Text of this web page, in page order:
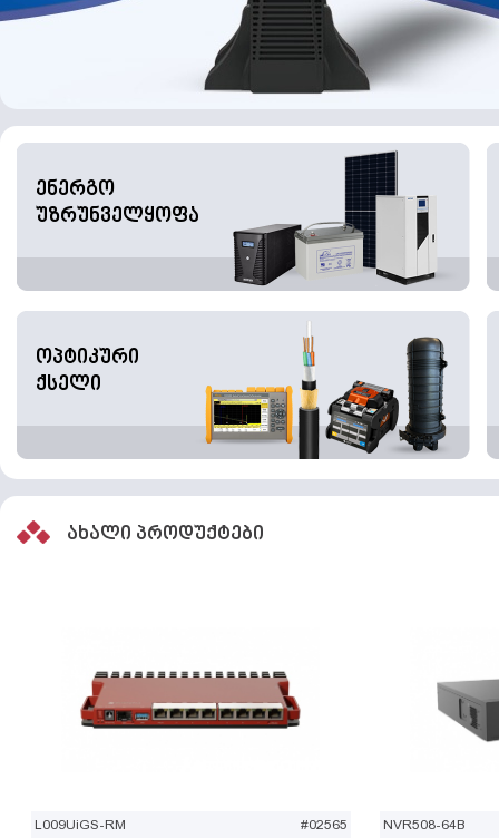
ენერგო
უზრუნველყოფა
ოპტიკური
ქსელი
ახალი პროდუქტები
L009UiGS-RM #02565 NVR508-64B